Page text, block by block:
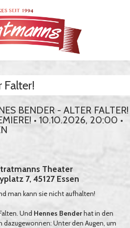
Falter!
BENDER - ALTER FALTER!
• 10.10.2026, 20:00 •
Theater
7, 45127 Essen
man kann sie nicht aufhalten!
Und Hennes Benderhat in den
dazugewonnen: Unter den Augen, um